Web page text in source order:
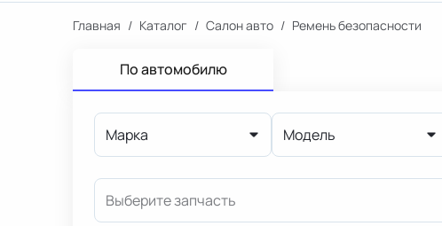
Главная / Каталог / Салон авто / Ремень безопасности
По автомобилю
Марка Модель
Выберите запчасть